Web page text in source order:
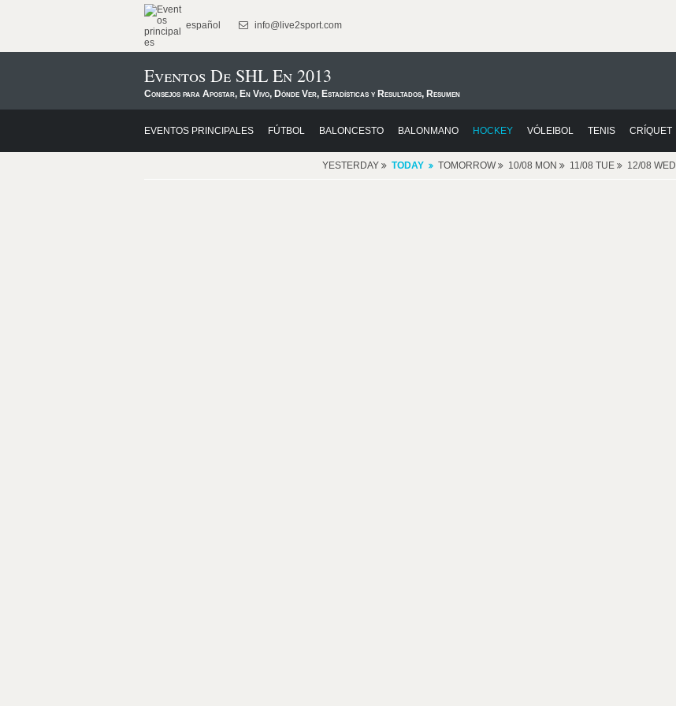
español info@live2sport.com
Eventos De SHL En 2013
Consejos para Apostar, En Vivo, Dónde Ver, Estadísticas y Resultados, Resumen
EVENTOS PRINCIPALES FÚTBOL BALONCESTO BALONMANO HOCKEY VÓLEIBOL TENIS CRÍQUET
YESTERDAY TODAY TOMORROW 10/08 MON 11/08 TUE 12/08 WED